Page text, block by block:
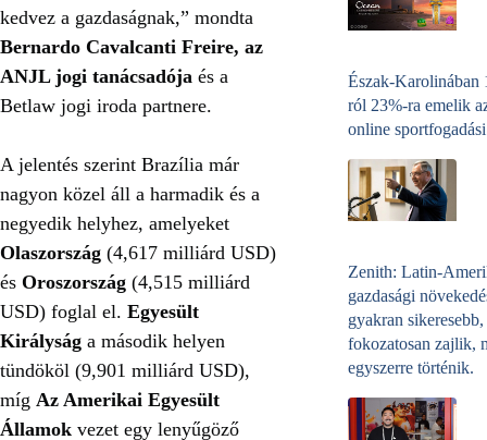
kedvez a gazdaságnak,” mondta
Bernardo Cavalcanti Freire, az
ANJL jogi tanácsadója és a
Betlaw jogi iroda partnere.
A jelentés szerint Brazília már
nagyon közel áll a harmadik és a
negyedik helyhez, amelyeket
Olaszország (4,617 milliárd USD)
és Oroszország (4,515 milliárd
USD) foglal el. Egyesült
Királyság a második helyen
tündököl (9,901 milliárd USD),
míg Az Amerikai Egyesült
Államok vezet egy lenyűgöző
Észak-Karolinában
ról 23%-ra emelik
online
Zenith: Latin-
gazdasági
gyakran sikeresebb,
fokozatosan zajlik,
egyszerre történik.